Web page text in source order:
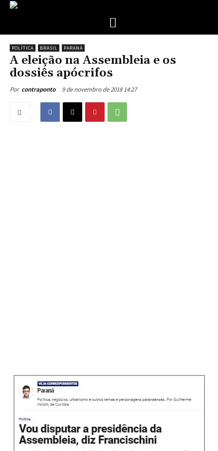
POLÍTICA BRASIL PARANÁ
A eleição na Assembleia e os
dossiês apócrifos
Por contraponto 9 de novembro de 2018 14:27